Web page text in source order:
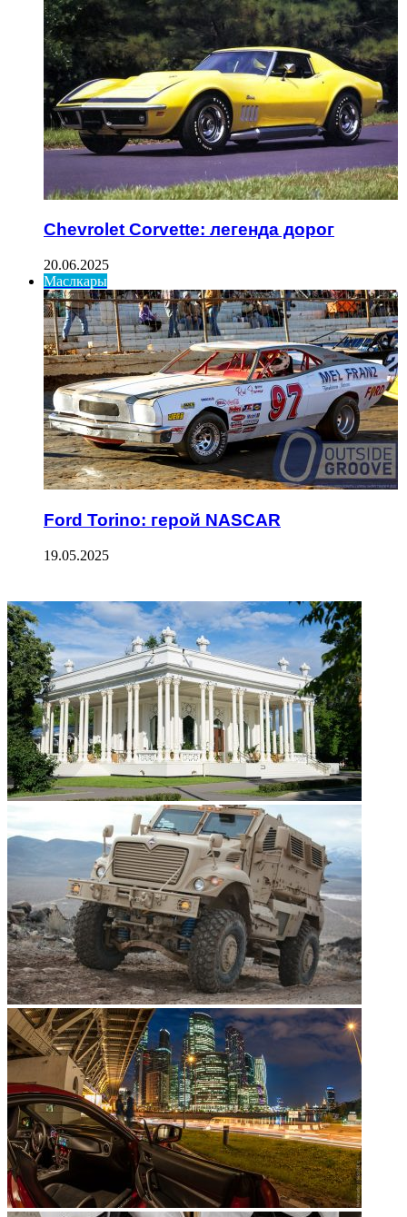
Chevrolet Corvette: легенда дорог
20.06.2025
Маслкары
Ford Torino: герой NASCAR
19.05.2025